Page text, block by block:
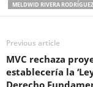
MELDWID RIVERA RODRÍGUEZ
Previous article
MVC rechaza
establecería la
Derecho